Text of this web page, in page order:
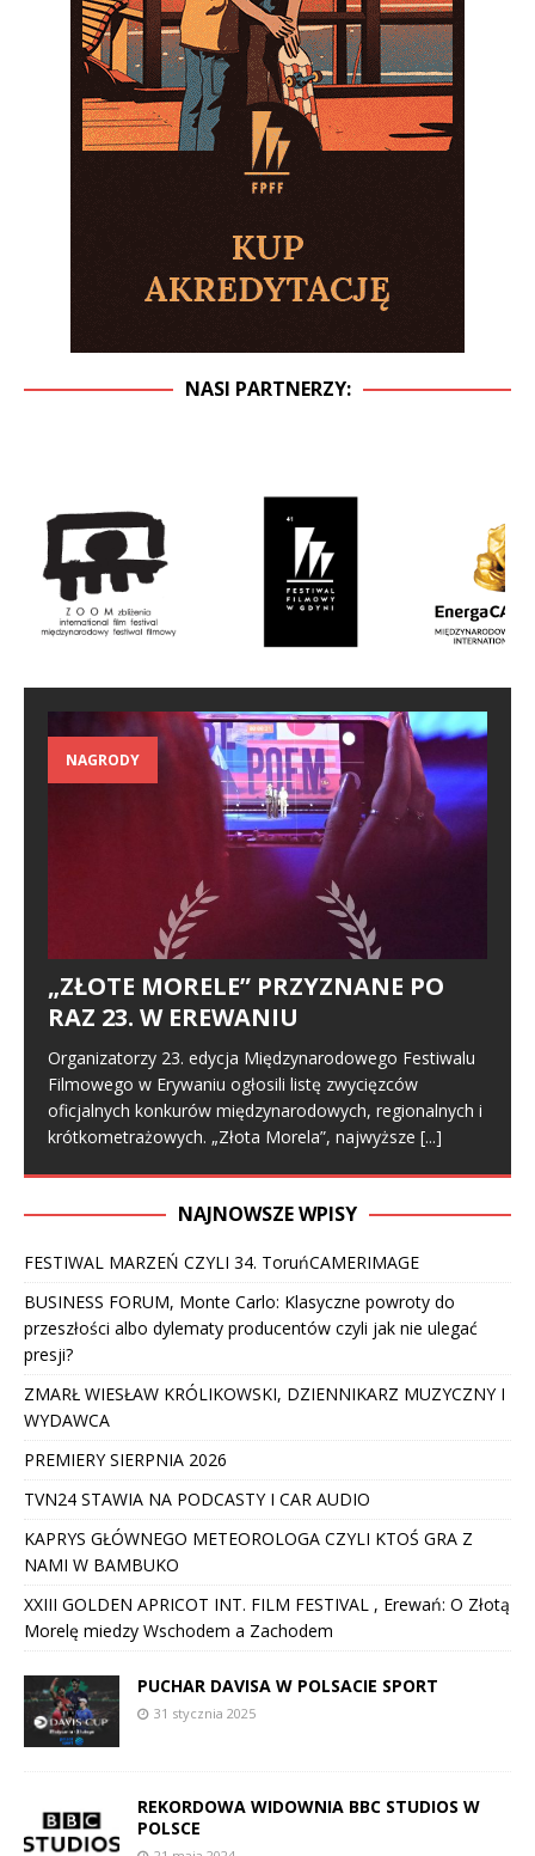
NASI PARTNERZY:
NAGRODY
„ZŁOTE MORELE” PRZYZNANE PO
RAZ 23. W EREWANIU
Organizatorzy 23. edycja Międzynarodowego Festiwalu
Filmowego w Erywaniu ogłosili listę zwycięzców
oficjalnych konkurów międzynarodowych, regionalnych i
krótkometrażowych. „Złota Morela”, najwyższe [...]
NAJNOWSZE WPISY
FESTIWAL MARZEŃ CZYLI 34. ToruńCAMERIMAGE
BUSINESS FORUM, Monte Carlo: Klasyczne powroty do
przeszłości albo dylematy producentów czyli jak nie ulegać
presji?
ZMARŁ WIESŁAW KRÓLIKOWSKI, DZIENNIKARZ MUZYCZNY I
WYDAWCA
PREMIERY SIERPNIA 2026
TVN24 STAWIA NA PODCASTY I CAR AUDIO
KAPRYS GŁÓWNEGO METEOROLOGA CZYLI KTOŚ GRA Z
NAMI W BAMBUKO
XXIII GOLDEN APRICOT INT. FILM FESTIVAL , Erewań: O Złotą
Morelę miedzy Wschodem a Zachodem
PUCHAR DAVISA W POLSACIE SPORT
31 stycznia 2025
REKORDOWA WIDOWNIA BBC STUDIOS W
POLSCE